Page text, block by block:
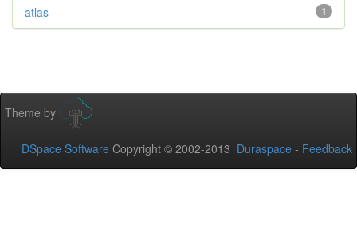
1
atlas
Theme by
DSpace Software Copyright © 2002-2013 Duraspace - Feedback